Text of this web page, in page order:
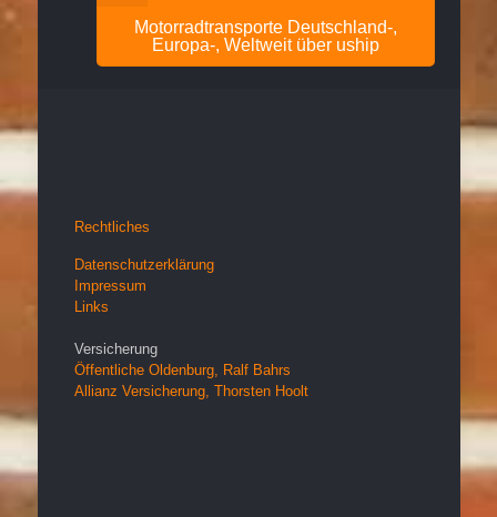
Motorradtransporte Deutschland-,
Europa-, Weltweit über uship
Rechtliches
Datenschutzerklärung
Impressum
Links
Versicherung
Öffentliche Oldenburg, Ralf Bahrs
Allianz Versicherung, Thorsten Hoolt